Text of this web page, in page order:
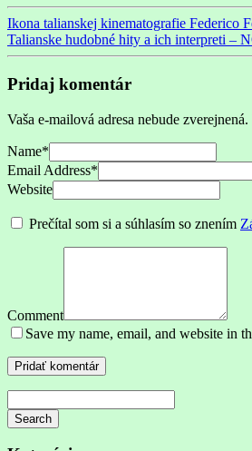
Ikona talianskej kinematografie Federico
Talianske hudobné hity a ich interpreti –
Pridaj komentár
Vaša e-mailová adresa nebude zverejnená.
Name*
Email Address*
Website
Prečítal som si a súhlasím so znením
Comment
Save my name, email, and website in
Search